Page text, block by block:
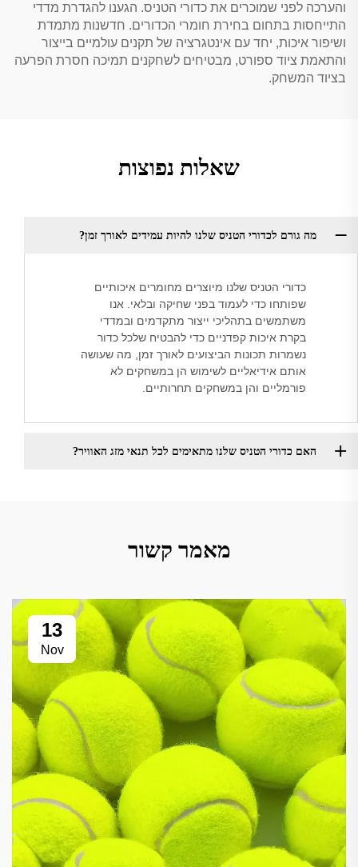
והערכה לפני שמוכרים את כדורי הטניס. הגענו להגדרת מדדי
התייחסות בתחום בחירת חומרי הכדורים. חדשנות מתמדת
ושיפור איכות, יחד עם אינטגרציה של תקנים עולמיים בייצור
והתאמת ציוד ספורט, מבטיחים לשחקנים תמיכה חסרת הפרעה
בציוד המשחק.
שאלות נפוצות
מה גורם לכדורי הטניס שלנו להיות עמידים לאורך זמן?
כדורי הטניס שלנו מיוצרים מחומרים איכותיים
שפותחו כדי לעמוד בפני שחיקה ובלאי. אנו
משתמשים בתהליכי ייצור מתקדמים ובמדדי
בקרת איכות קפדניים כדי להבטיח שלכל כדור
נשמרות תכונות הביצועים לאורך זמן, מה שעושה
אותם אידיאליים לשימוש הן במשחקים לא
פורמליים והן במשחקים תחרותיים.
האם כדורי הטניס שלנו מתאימים לכל תנאי מזג האוויר?
מאמר קשור
13
Nov